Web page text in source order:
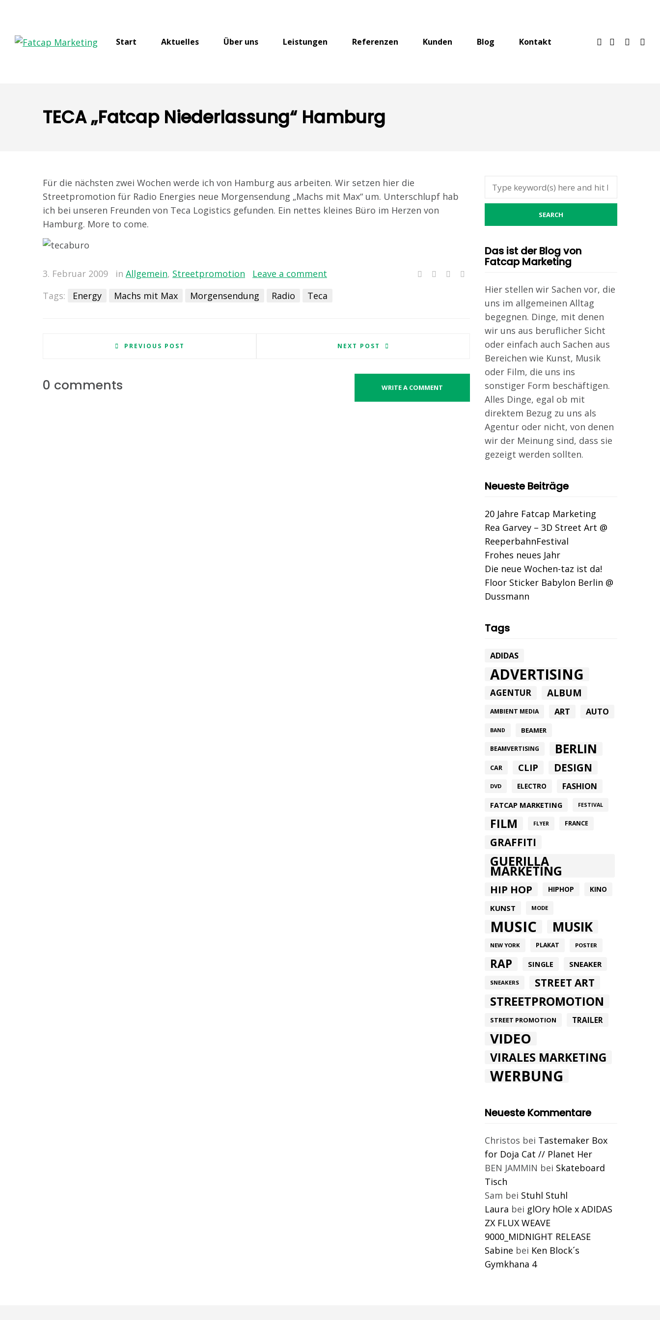
Start Aktuelles Über uns Leistungen Referenzen Kunden Blog Kontakt
TECA „Fatcap Niederlassung“ Hamburg
Für die nächsten zwei Wochen werde ich von Hamburg aus arbeiten. Wir setzen hier die
Streetpromotion für Radio Energies neue Morgensendung „Machs mit Max“ um. Unterschlupf hab
ich bei unseren Freunden von Teca Logistics gefunden. Ein nettes kleines Büro im Herzen von
Hamburg. More to come.
3. Februar 2009 in Allgemein, Streetpromotion
Leave a comment
Tags:
Energy Machs mit Max Morgensendung Radio Teca
PREVIOUS POST NEXT POST
0 comments WRITE A COMMENT
Das ist der Blog von
Fatcap Marketing
Hier stellen wir Sachen vor, die
uns im allgemeinen Alltag
begegnen. Dinge, mit denen
wir uns aus beruflicher Sicht
oder einfach auch Sachen aus
Bereichen wie Kunst, Musik
oder Film, die uns ins
sonstiger Form beschäftigen.
Alles Dinge, egal ob mit
direktem Bezug zu uns als
Agentur oder nicht, von denen
wir der Meinung sind, dass sie
gezeigt werden sollten.
Neueste Beiträge
20 Jahre Fatcap Marketing
Rea Garvey – 3D Street Art @
ReeperbahnFestival
Frohes neues Jahr
Die neue Wochen-taz ist da!
Floor Sticker Babylon Berlin @
Dussmann
Tags
ADIDAS
ADVERTISING
AGENTUR ALBUM
AMBIENT MEDIA ART AUTO
BAND BEAMER
BEAMVERTISING BERLIN
CAR CLIP DESIGN
DVD ELECTRO FASHION
FATCAP MARKETING FESTIVAL
FILM FLYER FRANCE
GRAFFITI
GUERILLA
MARKETING
HIP HOP HIPHOP KINO
KUNST MODE
MUSIC MUSIK
NEW YORK PLAKAT POSTER
RAP SINGLE SNEAKER
SNEAKERS STREET ART
STREETPROMOTION
STREET PROMOTION TRAILER
VIDEO
VIRALES MARKETING
WERBUNG
Neueste Kommentare
Christos bei Tastemaker Box
for Doja Cat // Planet Her
BEN JAMMIN bei Skateboard
Tisch
Sam bei Stuhl Stuhl
Laura bei glOry hOle x ADIDAS
ZX FLUX WEAVE
9000_MIDNIGHT RELEASE
Sabine bei Ken Block´s
Gymkhana 4